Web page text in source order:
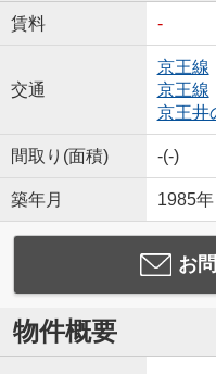
賃料 -
交通
京王線
京王線
京王井
間取り(面積) -(-)
築年月 1985
お
物件概要